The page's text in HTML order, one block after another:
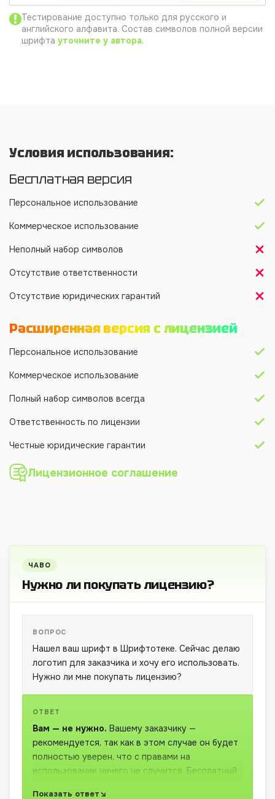
Тестирование доступно только для русского и
английского алфавита. Состав символов полной версии
шрифта уточните у автора.
Условия использования:
Бесплатная версия
Персональное использование
Коммерческое использование
Неполный набор символов
Отсутствие ответственности
Отсутствие юридических гарантий
Расширенная версия с лицензией
Персональное использование
Коммерческое использование
Полный набор символов всегда
Ответственность по лицензии
Честные юридические гарантии
Лицензионное соглашение
ЧАВО
Нужно ли покупать лицензию?
ВОПРОС
Нашел ваш шрифт в Шрифтотеке. Сейчас делаю
логотип для заказчика и хочу его использовать.
Нужно ли мне покупать лицензию?
ОТВЕТ
Вам — не нужно. Вашему заказчику —
рекомендуется, так как в этом случае он будет
полностью уверен, что с правами на
использование ничего не случится. Бесплатный
Показать ответ